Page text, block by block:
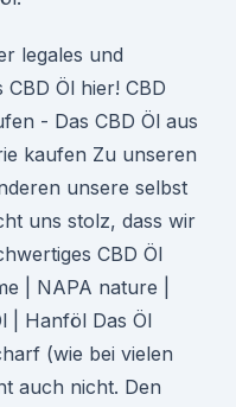
legales und
CBD Öl hier! CBD
- Das CBD Öl aus
kaufen Zu unseren
unsere selbst
uns stolz, dass wir
CBD Öl
| NAPA nature |
| Hanföl Das Öl
(wie bei vielen
auch nicht. Den